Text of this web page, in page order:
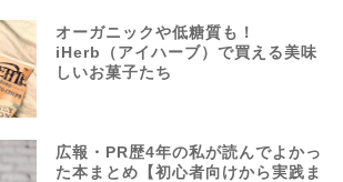
オーガニックや低糖質も！
iHerb（アイハーブ）で買える美味
しいお菓子たち
広報・PR歴4年の私が読んでよかっ
た本まとめ【初心者向けから実践ま